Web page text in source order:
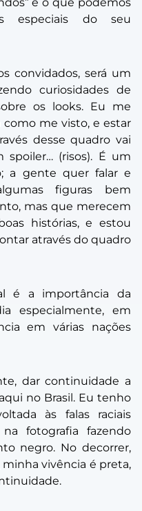
especiais do seu
convidados, será um
curiosidades de
os looks. Eu me
me visto, e estar
desse quadro vai
(risos). É um
a gente quer falar e
figuras bem
mas que merecem
histórias, e estou
através do quadro
é a importância da
especialmente, em
em várias nações
dar continuidade a
no Brasil. Eu tenho
às falas raciais
fotografia fazendo
negro. No decorrer,
vivência é preta,